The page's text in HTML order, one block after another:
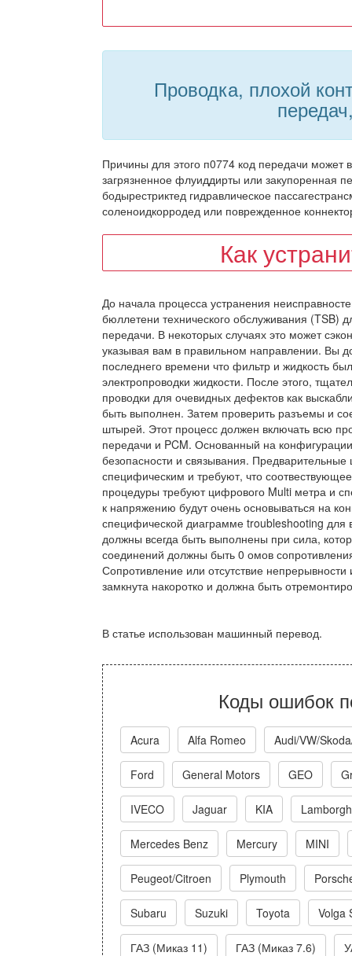
Проводка, плохой
Причины для этого п0774 код передачи может
загрязненное флуиддирты или закупоренная
бодырестриктед гидравлическое
соленоидкорродед или поврежденное
Как
До начала процесса устранения
бюллетени технического обслуживания (TSB)
передачи. В некоторых случаях это может
указывая вам в правильном направлении. Вы
последнего времени что фильтр и жидкость
электропроводки жидкости. После этого,
проводки для очевидных дефектов как
быть выполнен. Затем проверить разъемы и
штырей. Этот процесс должен включать всю
передачи и PCM. Основанный на
безопасности и связывания.
специфическим и требуют, что
процедуры требуют цифрового Multi метра и
к напряжению будут очень основываться на
специфической диаграмме troubleshooting для
должны всегда быть выполнены при сила,
соединений должны быть 0 омов
Сопротивление или отсутствие
замкнута накоротко и должна быть
В статье использован машинный перевод.
Коды ошибок
Acura Alfa Romeo Audi/VW/
Ford General Motors GEO
IVECO Jaguar KIA
Mercedes Benz Mercury MINI
Peugeot/Citroen Plymouth
Subaru Suzuki Toyota Volga
ГАЗ (Миказ 11) ГАЗ (Миказ 7.6)